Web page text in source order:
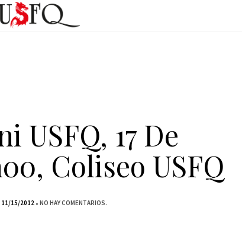
USFQ, 17 De
Coliseo USFQ
11/15/2012 NO HAY COMENTARIOS.